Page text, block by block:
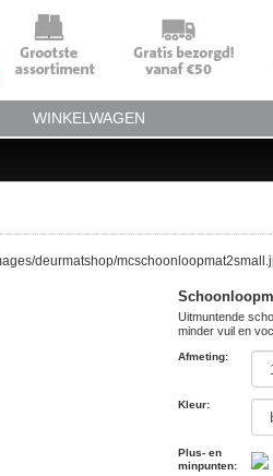
WINKELWAGEN
Uitmuntende
minder vuil en
Afmeting:
Kleur:
Plus- en
minpunten: